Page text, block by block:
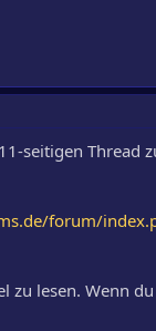
seitigen Thread
forum/
zu lesen. Wenn